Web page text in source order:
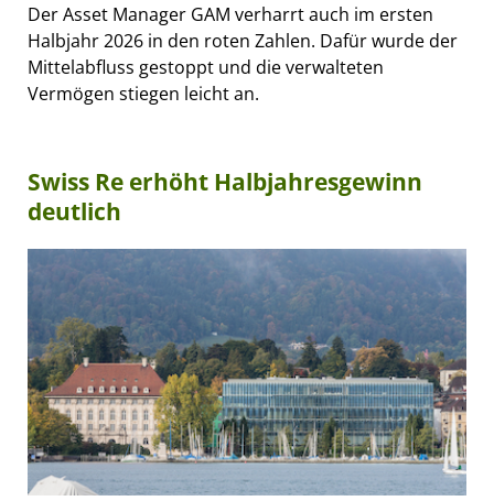
Der Asset Manager GAM verharrt auch im ersten
Halbjahr 2026 in den roten Zahlen. Dafür wurde der
Mittelabfluss gestoppt und die verwalteten
Vermögen stiegen leicht an.
Swiss Re erhöht Halbjahresgewinn
deutlich